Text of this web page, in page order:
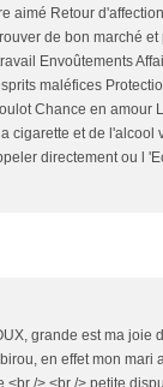
aimé Retour
de bon marché
Envoûtements
maléfices
Chance en amour
cigarette et de l'alcool
directement ou l
grande est ma joie
en effet mon mari